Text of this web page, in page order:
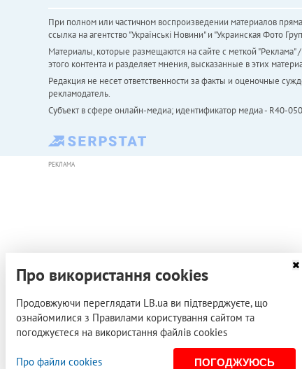
При полном или частичном воспроизведении материалов
ссылка на агентство "Українськi Новини" и "Украинская Фото
Материалы, которые размещаются на сайте с меткой "Реклама"
этого контента и разделяет мнения, высказанные в этих
Редакция не несет ответственности за факты и оценочные
рекламодатель.
Субъект в сфере онлайн-медиа; идентификатор медиа - R40-
РЕКЛАМА
Про використання cookies
Продовжуючи переглядати LB.ua ви підтверджуєте, що
ознайомилися з Правилами користування сайтом та
погоджуєтеся на використання файлів cookies
Про файли cookies ПОГОДЖУЮСЬ